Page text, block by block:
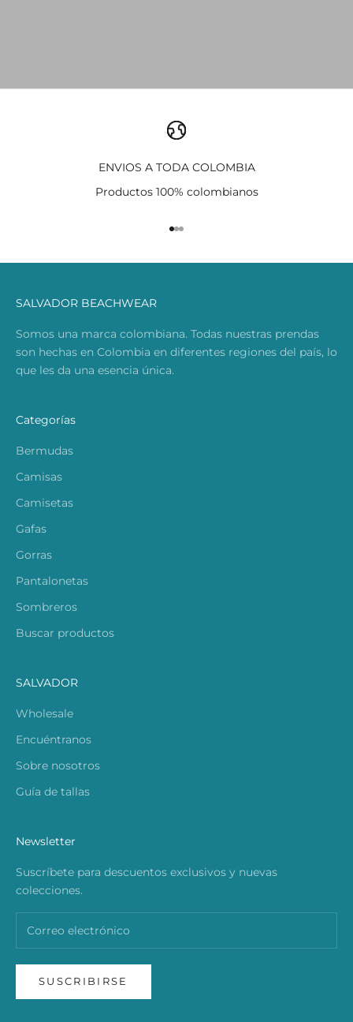
ENVIOS A TODA COLOMBIA
Productos 100% colombianos
Ir al artículo 1
Ir al artículo 2
Ir al artículo 3
SALVADOR BEACHWEAR
Somos una marca colombiana. Todas nuestras prendas
son hechas en Colombia en diferentes regiones del país, lo
que les da una esencia única.
Categorías
Bermudas
Camisas
Camisetas
Gafas
Gorras
Pantalonetas
Sombreros
Buscar productos
SALVADOR
Wholesale
Encuéntranos
Sobre nosotros
Guía de tallas
Newsletter
Suscríbete para descuentos exclusivos y nuevas
colecciones.
SUSCRIBIRSE